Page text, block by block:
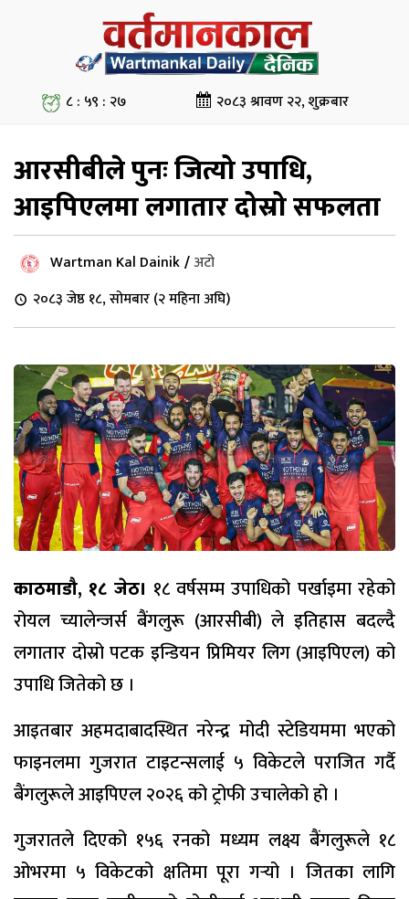
८ : ५९ : २८ २०८३ श्रावण २२, शुक्रबार
आरसीबीले पुनः जित्यो उपाधि,
आइपिएलमा लगातार दोस्रो सफलता
Wartman Kal Dainik/अटो
२०८३ जेष्ठ १८, सोमबार (२ महिना अघि)
काठमाडौ, १८ जेठ। १८ वर्षसम्म उपाधिको पर्खाइमा रहेको
रोयल च्यालेन्जर्स बैंगलुरू (आरसीबी) ले इतिहास बदल्दै
लगातार दोस्रो पटक इन्डियन प्रिमियर लिग (आइपिएल) को
उपाधि जितेको छ ।
आइतबार अहमदाबादस्थित नरेन्द्र मोदी स्टेडियममा भएको
फाइनलमा गुजरात टाइटन्सलाई ५ विकेटले पराजित गर्दै
बैंगलुरूले आइपिएल २०२६ को ट्रोफी उचालेको हो ।
गुजरातले दिएको १५६ रनको मध्यम लक्ष्य बैंगलुरूले १८
ओभरमा ५ विकेटको क्षतिमा पूरा गर्‍यो । जितका लागि